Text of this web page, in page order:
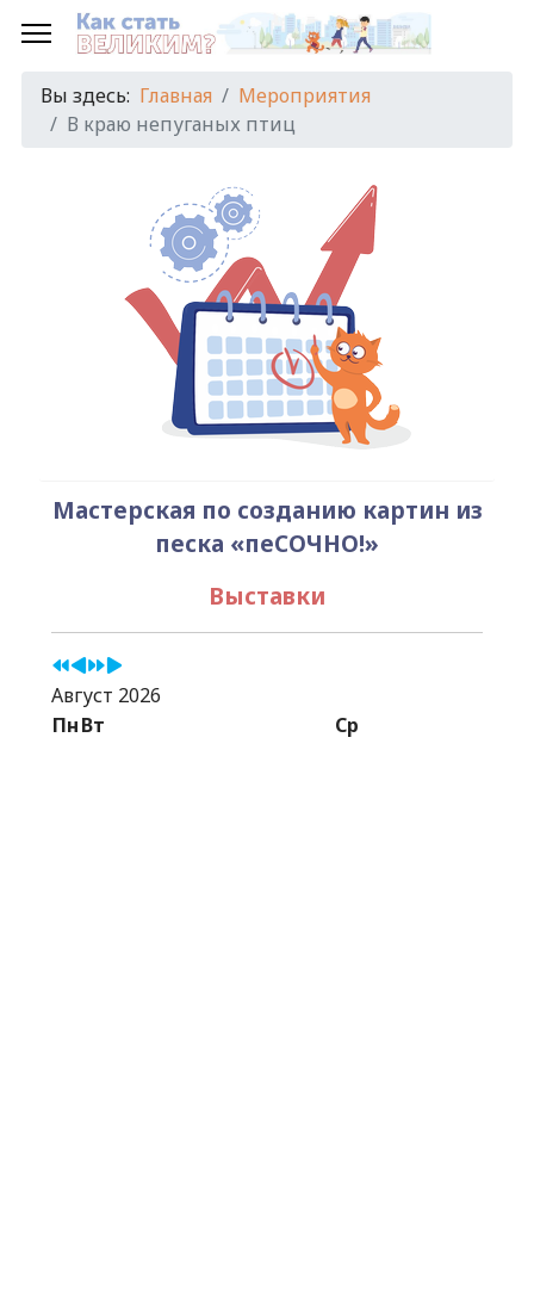
Вы здесь: Главная
Мероприятия
В краю непуганых птиц
Мастерская по созданию картин из
песка «пеСОЧНО!»
Выставки
годмесяц
годмесяц
Август 2026
ПнВт Ср